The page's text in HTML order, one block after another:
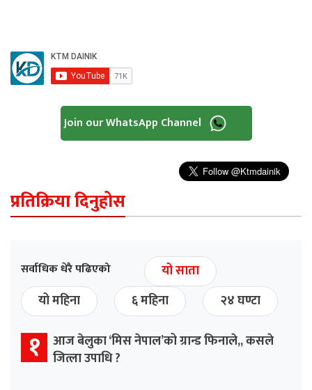
Join our WhatsApp Channel
प्रतिक्रिया दिनुहोस
सर्वाधिक धेरै पढिएको
यो साता
यो महिना
६ महिना २४ घण्टा
१ आज बेलुका ‘मिस नेपाल’को ग्रान्ड फिनाले,, कसले
जित्ला उपाधि ?